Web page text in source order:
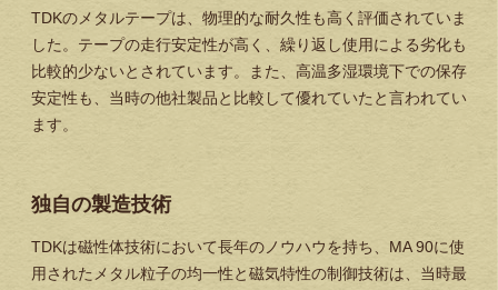
TDKのメタルテープは、物理的な耐久性も高く評価されていま
した。テープの走行安定性が高く、繰り返し使用による劣化も
比較的少ないとされています。また、高温多湿環境下での保存
安定性も、当時の他社製品と比較して優れていたと言われてい
ます。
独自の製造技術
TDKは磁性体技術において長年のノウハウを持ち、MA 90に使
用されたメタル粒子の均一性と磁気特性の制御技術は、当時最